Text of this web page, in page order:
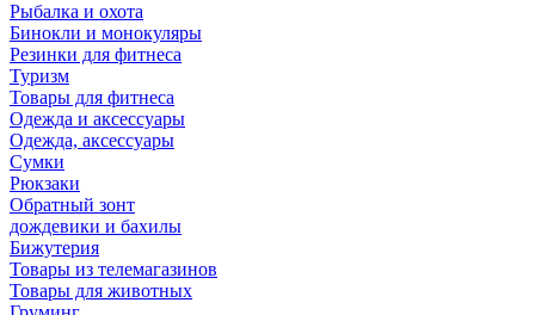
Рыбалка и охота
Бинокли и монокуляры
Резинки для фитнеса
Туризм
Товары для фитнеса
Одежда и аксессуары
Одежда, аксессуары
Сумки
Рюкзаки
Обратный зонт
дождевики и бахилы
Бижутерия
Товары из телемагазинов
Товары для животных